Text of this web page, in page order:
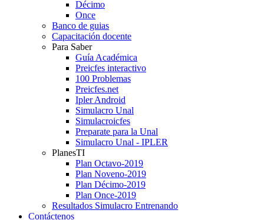
Décimo
Once
Banco de guias
Capacitación docente
Para Saber
Guía Académica
Preicfes interactivo
100 Problemas
Preicfes.net
Ipler Android
Simulacro Unal
Simulacroicfes
Preparate para la Unal
Simulacro Unal - IPLER
PlanesTI
Plan Octavo-2019
Plan Noveno-2019
Plan Décimo-2019
Plan Once-2019
Resultados Simulacro Entrenando
Contáctenos